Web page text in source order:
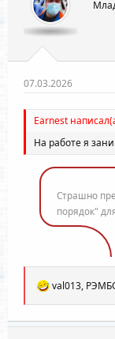
:
07.03.2026
Earnest
На работе я
Страшно
порядок"
Р
а
к
val013,